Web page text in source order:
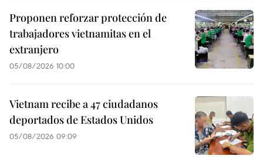
Proponen reforzar protección de
trabajadores vietnamitas en el
extranjero
05/08/2026 10:00
Vietnam recibe a 47 ciudadanos
deportados de Estados Unidos
05/08/2026 09:09